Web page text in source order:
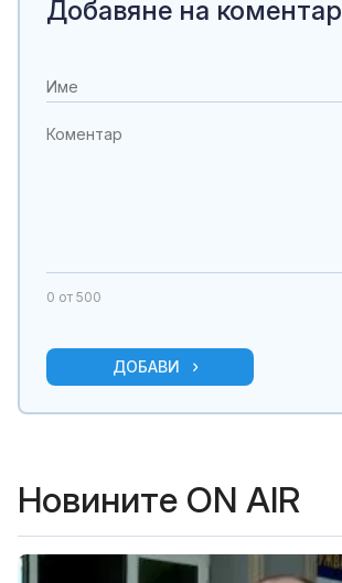
Добавяне на коментар
0 от 500
ДОБАВИ
Новините ON AIR